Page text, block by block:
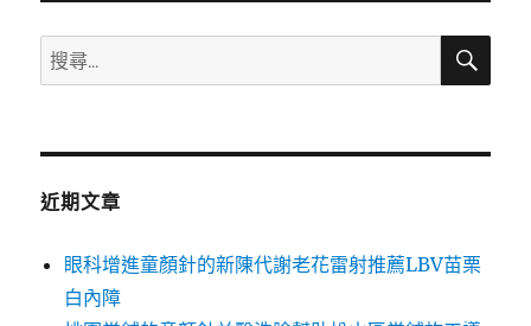
搜
尋
鍵
搜
近期文章
眼科增進童顏針的新陳代謝老花雷射推薦LBV苗栗
白內障